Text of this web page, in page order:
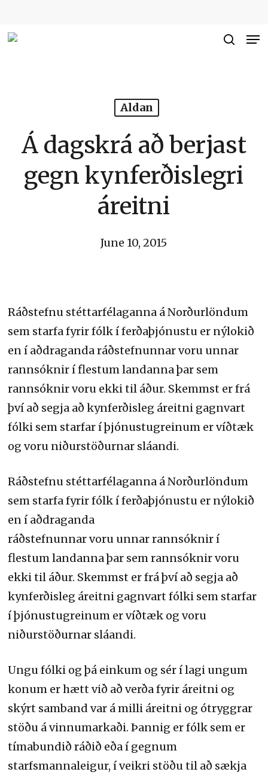
Aldan
Á dagskrá að berjast
gegn kynferðislegri
áreitni
June 10, 2015
Ráðstefnu stéttarfélaganna á Norðurlöndum
sem starfa fyrir fólk í ferðaþjónustu er nýlokið
en í aðdraganda ráðstefnunnar voru unnar
rannsóknir í flestum landanna þar sem
rannsóknir voru ekki til áður. Skemmst er frá
því að segja að kynferðisleg áreitni gagnvart
fólki sem starfar í þjónustugreinum er víðtæk
og voru niðurstöðurnar sláandi.
Ráðstefnu stéttarfélaganna á Norðurlöndum
sem starfa fyrir fólk í ferðaþjónustu er nýlokið
en í aðdraganda
ráðstefnunnar voru unnar rannsóknir í
flestum landanna þar sem rannsóknir voru
ekki til áður. Skemmst er frá því að segja að
kynferðisleg áreitni gagnvart fólki sem starfar
í þjónustugreinum er víðtæk og voru
niðurstöðurnar sláandi.
Ungu fólki og þá einkum og sér í lagi ungum
konum er hætt við að verða fyrir áreitni og
skýrt samband var á milli áreitni og ótryggrar
stöðu á vinnumarkaði. Þannig er fólk sem er
tímabundið ráðið eða í gegnum
starfsmannaleigur, í veikri stöðu til að sækja
Close